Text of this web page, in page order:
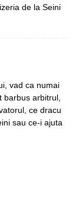
de la Seini
vad ca numai
barbus arbitrul,
ce dracu
sau ce-i ajuta